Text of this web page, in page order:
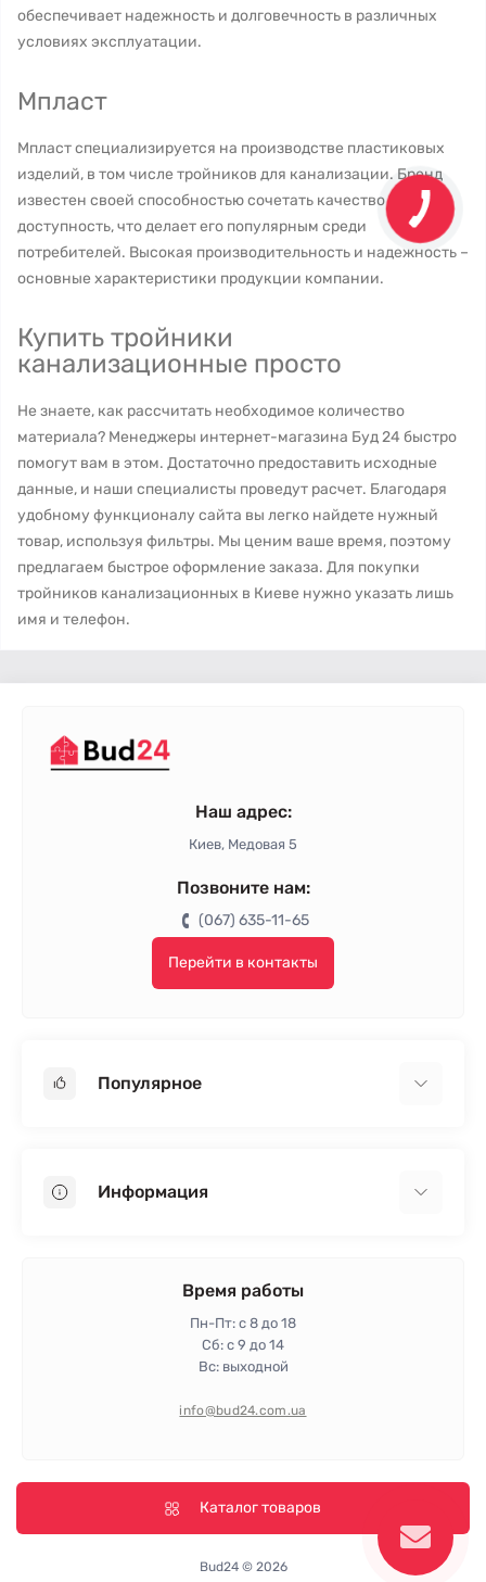
обеспечивает надежность и долговечность в различных
условиях эксплуатации.
Мпласт
Мпласт специализируется на производстве пластиковых
изделий, в том числе тройников для канализации. Бренд
известен своей способностью сочетать качество и
доступность, что делает его популярным среди
потребителей. Высокая производительность и надежность –
основные характеристики продукции компании.
Купить тройники
канализационные просто
Не знаете, как рассчитать необходимое количество
материала? Менеджеры интернет-магазина Буд 24 быстро
помогут вам в этом. Достаточно предоставить исходные
данные, и наши специалисты проведут расчет. Благодаря
удобному функционалу сайта вы легко найдете нужный
товар, используя фильтры. Мы ценим ваше время, поэтому
предлагаем быстрое оформление заказа. Для покупки
тройников канализационных в Киеве нужно указать лишь
имя и телефон.
Наш адрес:
Киев, Медовая 5
Позвоните нам:
(067) 635-11-65
Перейти в контакты
Популярное
Пенопласт
Информация
Политика конфиденциальности
Время работы
Пн-Пт: с 8 до 18
Сб: с 9 до 14
Вс: выходной
info@bud24.com.ua
Каталог товаров
Bud24 © 2026